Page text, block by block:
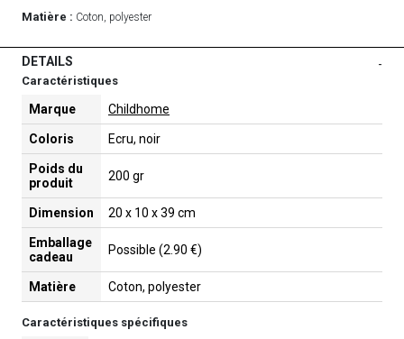
Matière : Coton, polyester
DETAILS -
Caractéristiques
Marque Childhome
Coloris Ecru, noir
Poids du
produit
200 gr
Dimension 20 x 10 x 39 cm
Emballage
cadeau
Possible (2.90 €)
Matière Coton, polyester
Caractéristiques spécifiques